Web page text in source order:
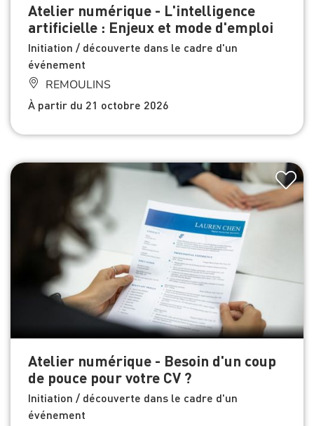
Atelier numérique - L'intelligence
artificielle : Enjeux et mode d'emploi
Initiation / découverte dans le cadre d'un
événement
REMOULINS
À partir du 21 octobre 2026
Atelier numérique - Besoin d'un coup
de pouce pour votre CV ?
Initiation / découverte dans le cadre d'un
événement